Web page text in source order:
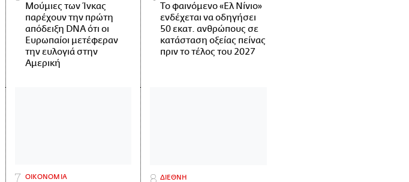
Μούμιες των Ίνκας
παρέχουν την πρώτη
απόδειξη DNA ότι οι
Ευρωπαίοι μετέφεραν
την ευλογιά στην
Αμερική
Το φαινόμενο «Ελ Νίνιο»
ενδέχεται να οδηγήσει
50 εκατ. ανθρώπους σε
κατάσταση οξείας πείνας
πριν το τέλος του 2027
ΟΙΚΟΝΟΜΙΑ ΔΙΕΘΝΗ